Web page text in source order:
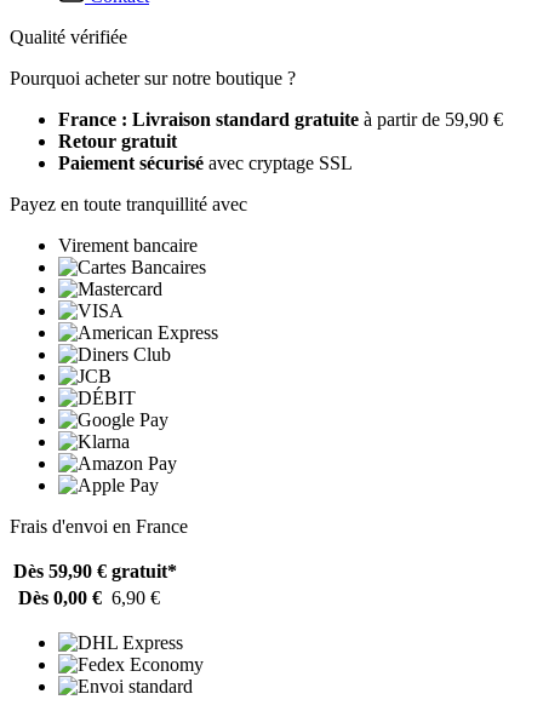
Qualité vérifiée
Pourquoi acheter sur notre boutique ?
France : Livraison standard gratuite à partir de 59,90 €
Retour gratuit
Paiement sécurisé avec cryptage SSL
Payez en toute tranquillité avec
Virement bancaire
Frais d'envoi en France
Dès 59,90 € gratuit*
Dès 0,00 € 6,90 €